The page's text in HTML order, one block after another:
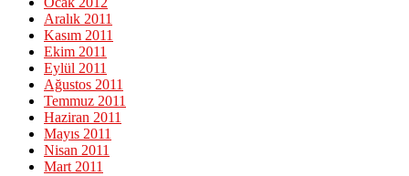
Aralık 2011
Kasım 2011
Ekim 2011
Eylül 2011
Ağustos 2011
Temmuz 2011
Haziran 2011
Mayıs 2011
Nisan 2011
Mart 2011